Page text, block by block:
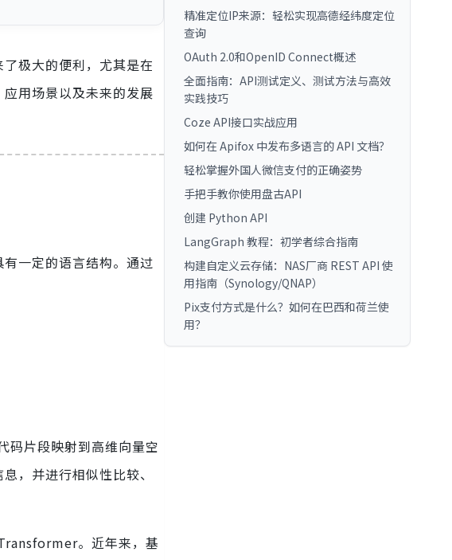
极大的便利，尤其是在
用场景以及未来的发展
一定的语言结构。通过
码片段映射到高维向量空
，并进行相似性比较、
。近年来，基
精准定位IP来源：轻松实现高德经纬度定位
查询
OAuth 2.0和OpenID Connect概述
全面指南：API测试定义、测试方法与高效
实践技巧
Coze API接口实战应用
如何在 Apifox 中发布多语言的 API 文档？
轻松掌握外国人微信支付的正确姿势
手把手教你使用盘古API
创建 Python API
LangGraph 教程：初学者综合指南
构建自定义云存储：NAS厂商 REST API 使
用指南（Synology/QNAP）
Pix支付方式是什么？如何在巴西和荷兰使
用？